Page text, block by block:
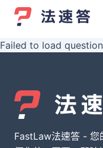
Failed to load
FastLaw法速答 - 您